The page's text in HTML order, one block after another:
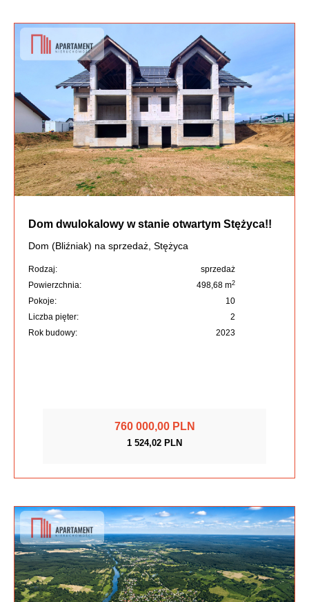
Dom dwulokalowy w stanie otwartym Stężyca!!
Dom (Bliźniak) na sprzedaż, Stężyca
Rodzaj:
sprzedaż
Powierzchnia:
498,68 m2
Pokoje:
10
Liczba pięter:
2
Rok budowy:
2023
760 000,00 PLN
1 524,02 PLN